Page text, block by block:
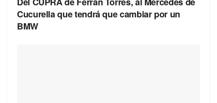
Cucurella que tendrá que cambiar por un
BMW